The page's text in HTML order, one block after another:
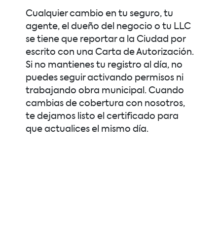
Cualquier cambio en tu seguro, tu
agente, el dueño del negocio o tu LLC
se tiene que reportar a la Ciudad por
escrito con una Carta de Autorización.
Si no mantienes tu registro al día, no
puedes seguir activando permisos ni
trabajando obra municipal. Cuando
cambias de cobertura con nosotros,
te dejamos listo el certificado para
que actualices el mismo día.